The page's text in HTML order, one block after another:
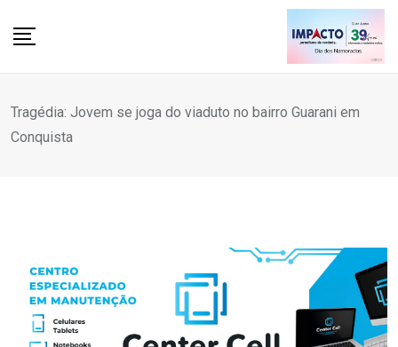
Tragédia: Jovem se joga do viaduto no bairro Guarani em
Conquista